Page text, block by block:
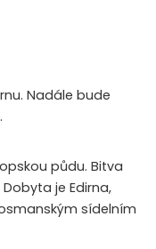
Nadále bude
půdu. Bitva
je Edirna,
sídelním